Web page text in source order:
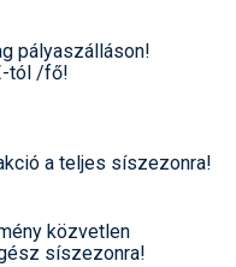
pályaszálláson!
tól /fő!
a teljes síszezonra!
közvetlen
síszezonra!